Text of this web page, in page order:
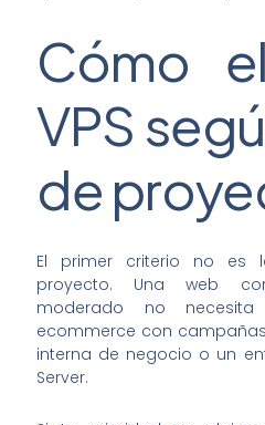
Cómo
VPS
de
El primer criterio no es
proyecto. Una web
moderado no
ecommerce con
interna de negocio o un
Server.